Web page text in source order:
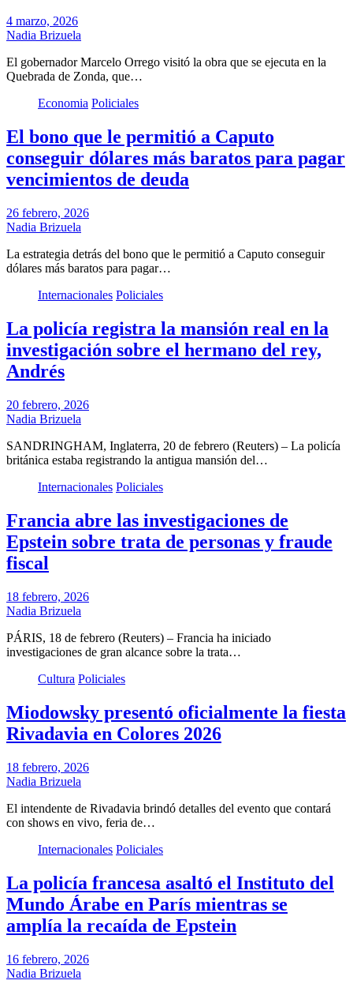
4 marzo, 2026
Nadia Brizuela
El gobernador Marcelo Orrego visitó la obra que se ejecuta en la
Quebrada de Zonda, que…
Economia Policiales
El bono que le permitió a Caputo
conseguir dólares más baratos para pagar
vencimientos de deuda
26 febrero, 2026
Nadia Brizuela
La estrategia detrás del bono que le permitió a Caputo conseguir
dólares más baratos para pagar…
Internacionales Policiales
La policía registra la mansión real en la
investigación sobre el hermano del rey,
Andrés
20 febrero, 2026
Nadia Brizuela
SANDRINGHAM, Inglaterra, 20 de febrero (Reuters) – La policía
británica estaba registrando la antigua mansión del…
Internacionales Policiales
Francia abre las investigaciones de
Epstein sobre trata de personas y fraude
fiscal
18 febrero, 2026
Nadia Brizuela
PÁRIS, 18 de febrero (Reuters) – Francia ha iniciado
investigaciones de gran alcance sobre la trata…
Cultura Policiales
Miodowsky presentó oficialmente la fiesta
Rivadavia en Colores 2026
18 febrero, 2026
Nadia Brizuela
El intendente de Rivadavia brindó detalles del evento que contará
con shows en vivo, feria de…
Internacionales Policiales
La policía francesa asaltó el Instituto del
Mundo Árabe en París mientras se
amplía la recaída de Epstein
16 febrero, 2026
Nadia Brizuela